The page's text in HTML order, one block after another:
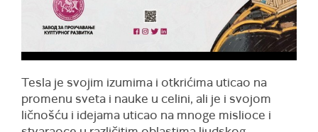
Tesla je svojim izumima i otkrićima uticao na
promenu sveta i nauke u celini, ali je i svojom
ličnošću i idejama uticao na mnoge mislioce i